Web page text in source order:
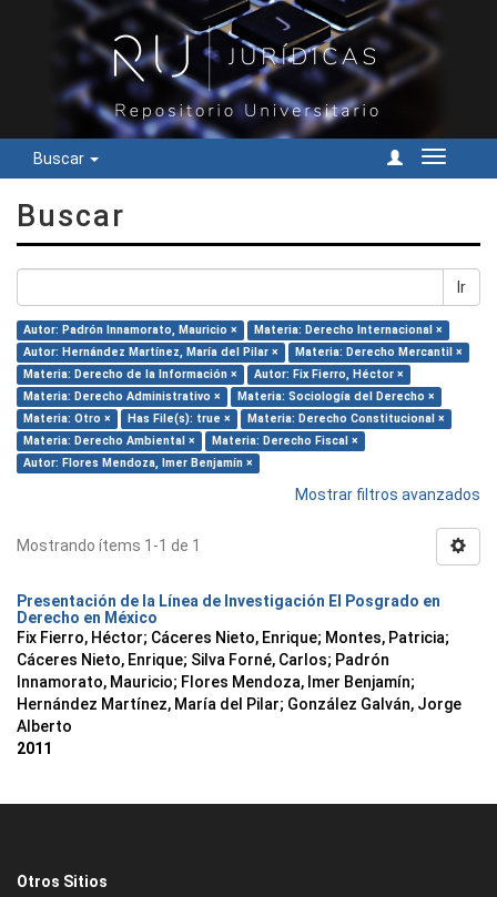
Buscar
Cambiar
Buscar
Ir
Autor: Padrón Innamorato, Mauricio ×
Materia: Derecho Internacional ×
Autor: Hernández Martínez, María del Pilar ×
Materia: Derecho Mercantil ×
Materia: Derecho de la Información ×
Autor: Fix Fierro, Héctor ×
Materia: Derecho Administrativo ×
Materia: Sociología del Derecho ×
Materia: Otro ×
Has File(s): true ×
Materia: Derecho Constitucional ×
Materia: Derecho Ambiental ×
Materia: Derecho Fiscal ×
Autor: Flores Mendoza, Imer Benjamín ×
Mostrar filtros avanzados
Mostrando ítems 1-1 de 1
Presentación de la Línea de Investigación El Posgrado en
Derecho en México
Fix Fierro, Héctor; Cáceres Nieto, Enrique; Montes, Patricia;
Cáceres Nieto, Enrique; Silva Forné, Carlos; Padrón
Innamorato, Mauricio; Flores Mendoza, Imer Benjamín;
Hernández Martínez, María del Pilar; González Galván, Jorge
Alberto
2011
Otros Sitios